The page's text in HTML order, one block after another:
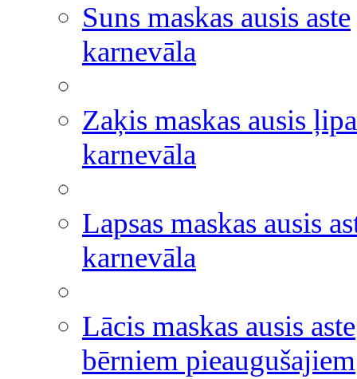
Suns maskas ausis aste
karnevāla
Zaķis maskas ausis
karnevāla
Lapsas maskas ausis
karnevāla
Lācis maskas ausis aste
bērniem pieaugušajiem